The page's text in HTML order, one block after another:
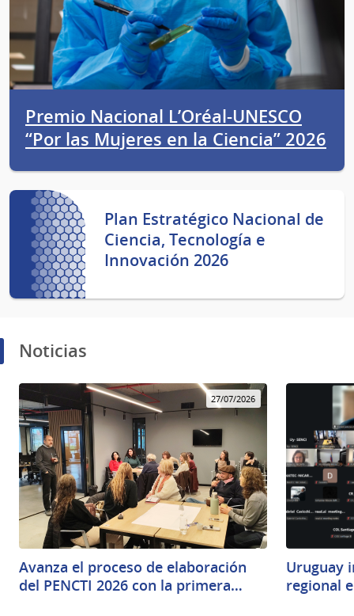
Premio Nacional L’Oréal-UNESCO
“Por las Mujeres en la Ciencia” 2026
Plan Estratégico Nacional de
Ciencia, Tecnología e
Innovación 2026
Noticias
27/07/2026
Avanza el proceso de elaboración
del PENCTI 2026 con la primera…
Uruguay
regional